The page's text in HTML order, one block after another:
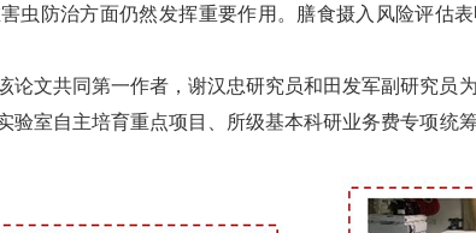
虫防治方面仍然发挥重要作用。膳食摄入风险评估
论文共同第一作者，谢汉忠研究员和田发军副研究员
验室自主培育重点项目、所级基本科研业务费专项统